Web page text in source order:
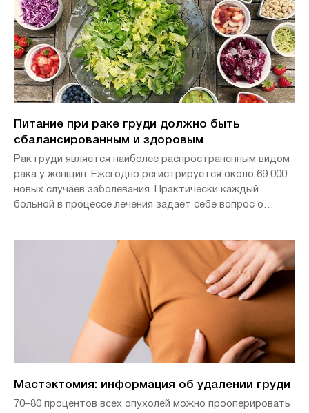
Питание при раке груди должно быть
сбалансированным и здоровым
Рак груди является наиболее распространенным видом
рака у женщин. Ежегодно регистрируется около 69 000
новых случаев заболевания. Практически каждый
больной в процессе лечения задает себе вопрос о
Мастэктомия: информация об удалении груди
70–80 процентов всех опухолей можно прооперировать